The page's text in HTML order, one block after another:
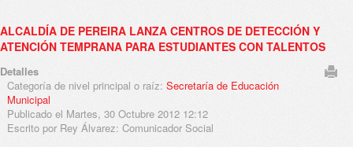
ALCALDÍA DE PEREIRA LANZA CENTROS DE DETECCIÓN Y
ATENCIÓN TEMPRANA PARA ESTUDIANTES CON TALENTOS
Detalles
Categoría de nivel principal o raíz: Secretaría de Educación
Municipal
Publicado el Martes, 30 Octubre 2012 12:12
Escrito por Rey Álvarez: Comunicador Social